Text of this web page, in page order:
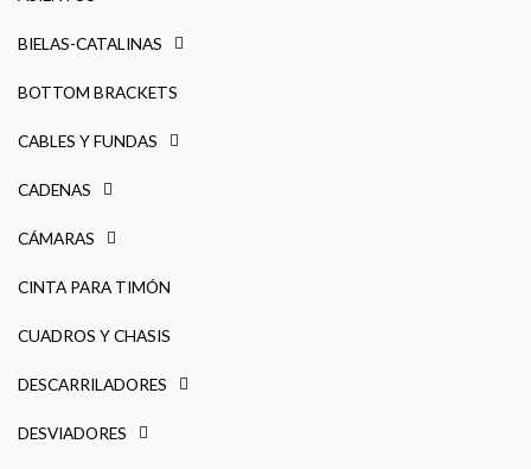
BIELAS-CATALINAS
BOTTOM BRACKETS
CABLES Y FUNDAS
CADENAS
CÁMARAS
CINTA PARA TIMÓN
CUADROS Y CHASIS
DESCARRILADORES
DESVIADORES